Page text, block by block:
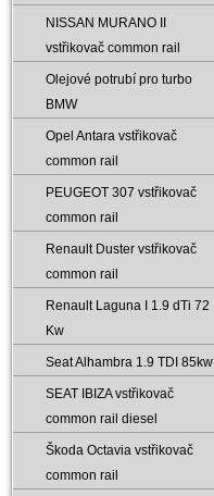
NISSAN MURANO II
vstřikovač common rail
Olejové potrubí pro turbo
BMW
Opel Antara vstřikovač
common rail
PEUGEOT 307 vstřikovač
common rail
Renault Duster vstřikovač
common rail
Renault Laguna I 1.9 dTi 72
Kw
Seat Alhambra 1.9 TDI 85kw
SEAT IBIZA vstřikovač
common rail diesel
Škoda Octavia vstřikovač
common rail